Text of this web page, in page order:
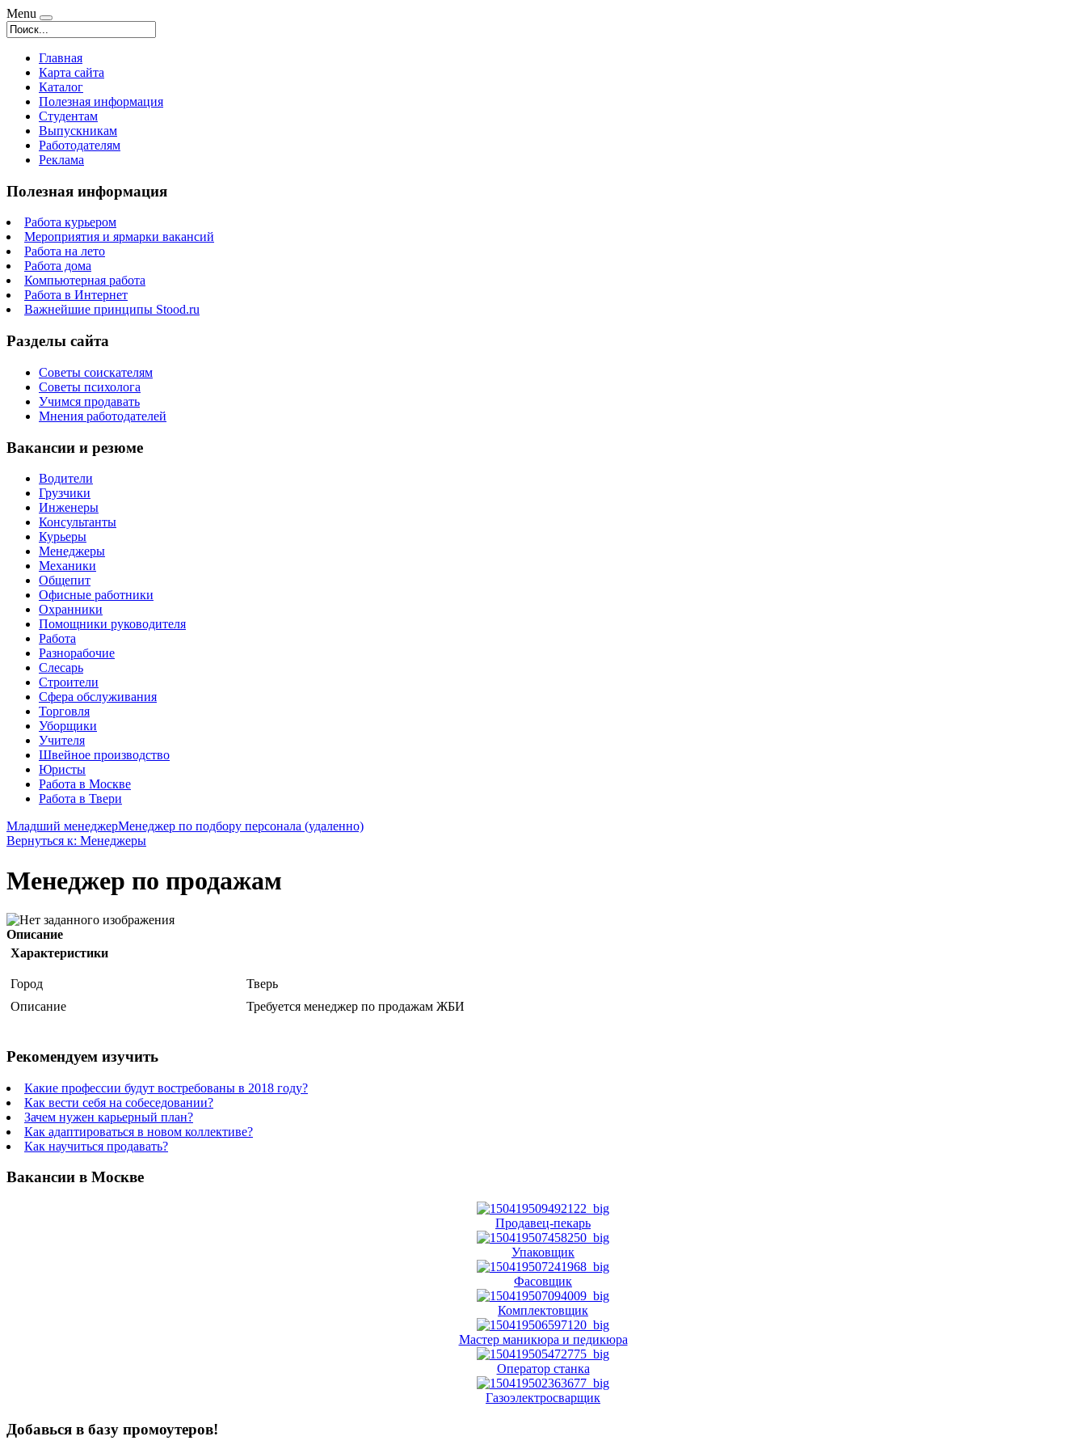
Menu
Главная
Карта сайта
Каталог
Полезная информация
Студентам
Выпускникам
Работодателям
Реклама
Полезная информация
Работа курьером
Мероприятия и ярмарки вакансий
Работа на лето
Работа дома
Компьютерная работа
Работа в Интернет
Важнейшие принципы Stood.ru
Разделы сайта
Советы соискателям
Советы психолога
Учимся продавать
Мнения работодателей
Вакансии и резюме
Водители
Грузчики
Инженеры
Консультанты
Курьеры
Менеджеры
Механики
Общепит
Офисные работники
Охранники
Помощники руководителя
Работа
Разнорабочие
Слесарь
Строители
Сфера обслуживания
Торговля
Уборщики
Учителя
Швейное производство
Юристы
Работа в Москве
Работа в Твери
Младший менеджерМенеджер по подбору персонала (удаленно)
Вернуться к: Менеджеры
Менеджер по продажам
Описание
Характеристики
Город
Тверь
Описание
Требуется менеджер по продажам ЖБИ
Рекомендуем изучить
Какие профессии будут востребованы в 2018 году?
Как вести себя на собеседовании?
Зачем нужен карьерный план?
Как адаптироваться в новом коллективе?
Как научиться продавать?
Вакансии в Москве
Продавец-пекарь
Упаковщик
Фасовщик
Комплектовщик
Мастер маникюра и педикюра
Оператор станка
Газоэлектросварщик
Добавься в базу промоутеров!